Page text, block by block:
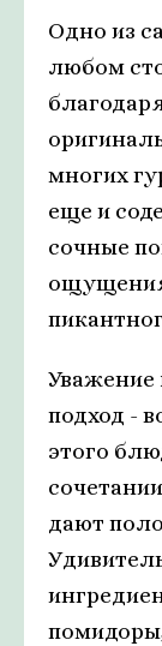
Одно из
любом
многих
еще и
сочные
Уважение
подход -
этого
дают